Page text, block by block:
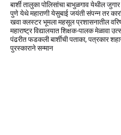
बार्शी तालुका पोलिसांचा बाभुळगाव येथील
पुणे येथे महाराणी येसुबाई जयंती संपन्न तर
खवा क्लस्टर भूमला महसूल प्रशासनातील
महाराष्ट्र विद्यालयात शिक्षक-पालक मेळावा
पंढरीत फडकली बार्शीची पताका, पत्रकार
पुरस्काराने सन्मान